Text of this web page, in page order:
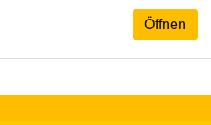
Öffnen